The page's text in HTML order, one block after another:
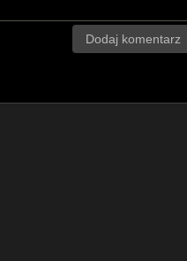
Dodaj komentarz